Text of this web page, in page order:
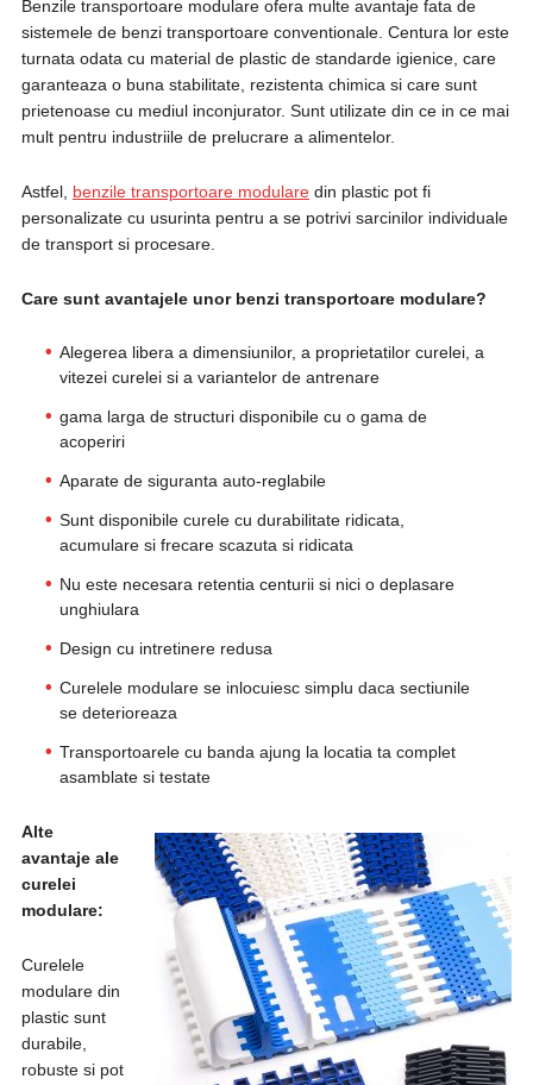
Benzile transportoare modulare ofera multe avantaje fata de
sistemele de benzi transportoare conventionale. Centura lor este
turnata odata cu material de plastic de standarde igienice, care
garanteaza o buna stabilitate, rezistenta chimica si care sunt
prietenoase cu mediul inconjurator. Sunt utilizate din ce in ce mai
mult pentru industriile de prelucrare a alimentelor.
Astfel, benzile transportoare modularedin plastic pot fi
personalizate cu usurinta pentru a se potrivi sarcinilor individuale
de transport si procesare.
Care sunt avantajele unor benzi transportoare modulare?
Alegerea libera a dimensiunilor, a proprietatilor curelei, a
vitezei curelei si a variantelor de antrenare
gama larga de structuri disponibile cu o gama de
acoperiri
Aparate de siguranta auto-reglabile
Sunt disponibile curele cu durabilitate ridicata,
acumulare si frecare scazuta si ridicata
Nu este necesara retentia centurii si nici o deplasare
unghiulara
Design cu intretinere redusa
Curelele modulare se inlocuiesc simplu daca sectiunile
se deterioreaza
Transportoarele cu banda ajung la locatia ta complet
asamblate si testate
Alte
avantaje ale
curelei
modulare:
Curelele
modulare din
plastic sunt
durabile,
robuste si pot